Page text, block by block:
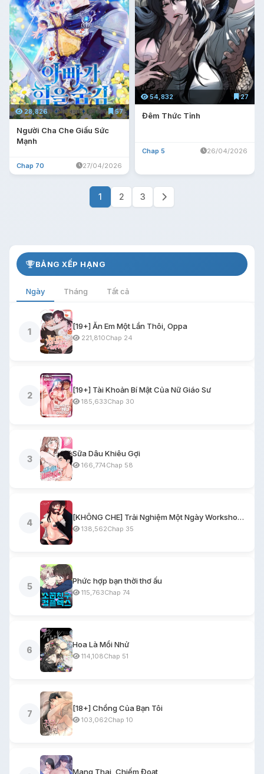
28,826 57
Người Cha Che Giấu Sức
Mạnh
Chap 70 27/04/2026
54,832 27
Đêm Thức Tỉnh
Chap 5 26/04/2026
1 2 3
BẢNG XẾP HẠNG
Ngày Tháng Tất cả
1
[19+] Ăn Em Một Lần Thôi, Oppa
221,810Chap 24
2
[19+] Tài Khoản Bí Mật Của Nữ Giáo Sư
185,633Chap 30
3
Sữa Dâu Khiêu Gợi
166,774Chap 58
4
[KHÔNG CHE] Trải Nghiệm Một Ngày Workshop BDSM
138,562Chap 35
5
Phức hợp bạn thời thơ ấu
115,763Chap 74
6
Hoa Là Mồi Nhử
114,108Chap 51
7
[18+] Chồng Của Bạn Tôi
103,062Chap 10
Mang Thai, Chiếm Đoạt